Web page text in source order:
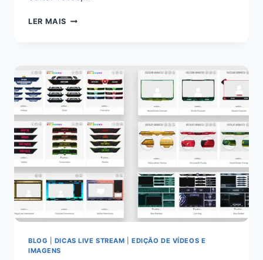
LER MAIS
BLOG DICAS LIVE STREAM |EDIÇÃO DE VÍDEOS E
IMAGENS